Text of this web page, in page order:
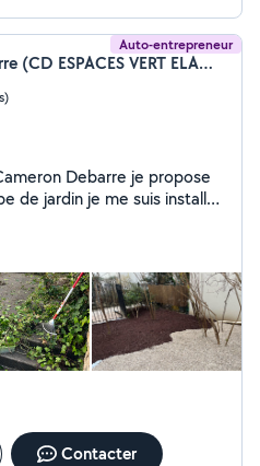
Auto-entrepreneur
Cameron Debarre (CD ESPACES VERT ELAGUEUR PAYSAGISTE)
Debarre je propose
de jardin je me suis installé
bennes et un camion
Contacter